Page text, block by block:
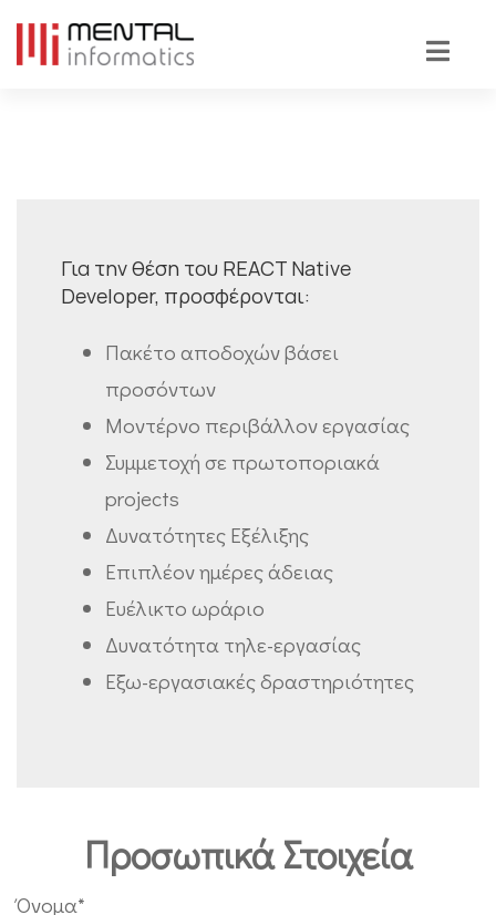
Για την θέση του REACT Native
Developer, προσφέρονται:
Πακέτο αποδοχών βάσει
προσόντων
Μοντέρνο περιβάλλον εργασίας
Συμμετοχή σε πρωτοποριακά
projects
Δυνατότητες Εξέλιξης
Επιπλέον ημέρες άδειας
Ευέλικτο ωράριο
Δυνατότητα τηλε-εργασίας
Εξω-εργασιακές δραστηριότητες
Προσωπικά Στοιχεία
Όνομα*